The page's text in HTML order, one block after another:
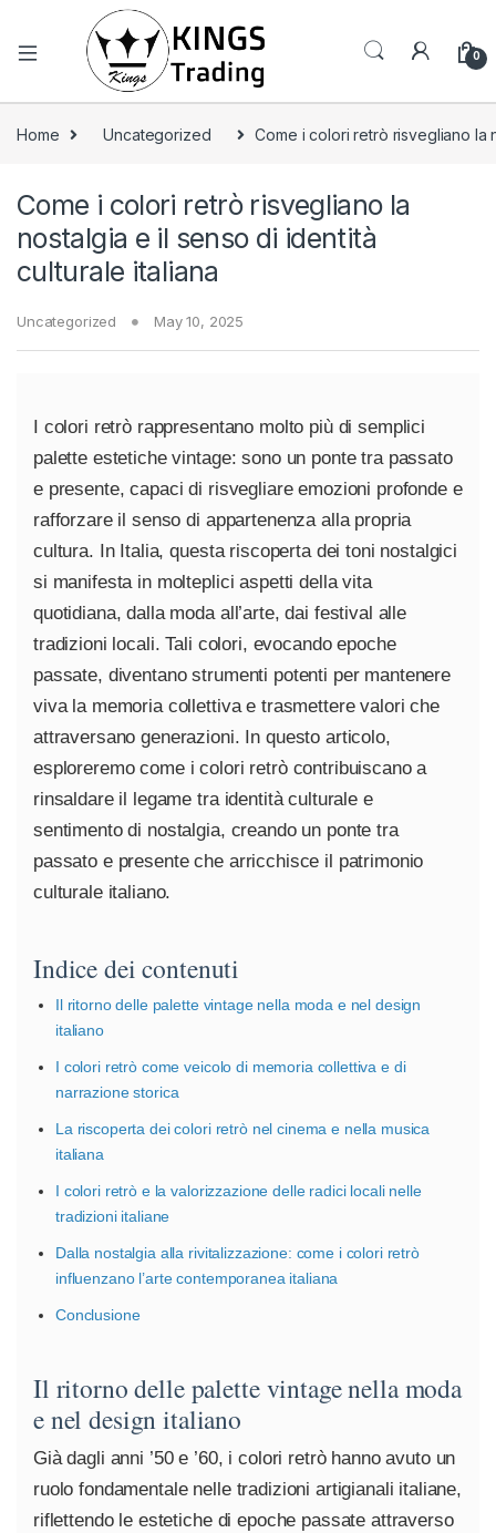
0
Home Uncategorized Come i colori retrò risvegliano la
Come i colori retrò risvegliano la
nostalgia e il senso di identità
culturale italiana
Uncategorized May 10, 2025
I colori retrò rappresentano molto più di semplici
palette estetiche vintage: sono un ponte tra passato
e presente, capaci di risvegliare emozioni profonde e
rafforzare il senso di appartenenza alla propria
cultura. In Italia, questa riscoperta dei toni nostalgici
si manifesta in molteplici aspetti della vita
quotidiana, dalla moda all’arte, dai festival alle
tradizioni locali. Tali colori, evocando epoche
passate, diventano strumenti potenti per mantenere
viva la memoria collettiva e trasmettere valori che
attraversano generazioni. In questo articolo,
esploreremo come i colori retrò contribuiscano a
rinsaldare il legame tra identità culturale e
sentimento di nostalgia, creando un ponte tra
passato e presente che arricchisce il patrimonio
culturale italiano.
Indice dei contenuti
Il ritorno delle palette vintage nella moda e nel design
italiano
I colori retrò come veicolo di memoria collettiva e di
narrazione storica
La riscoperta dei colori retrò nel cinema e nella musica
italiana
I colori retrò e la valorizzazione delle radici locali nelle
tradizioni italiane
Dalla nostalgia alla rivitalizzazione: come i colori retrò
influenzano l’arte contemporanea italiana
Conclusione
Il ritorno delle palette vintage nella moda
e nel design italiano
Già dagli anni ’50 e ’60, i colori retrò hanno avuto un
ruolo fondamentale nelle tradizioni artigianali italiane,
riflettendo le estetiche di epoche passate attraverso